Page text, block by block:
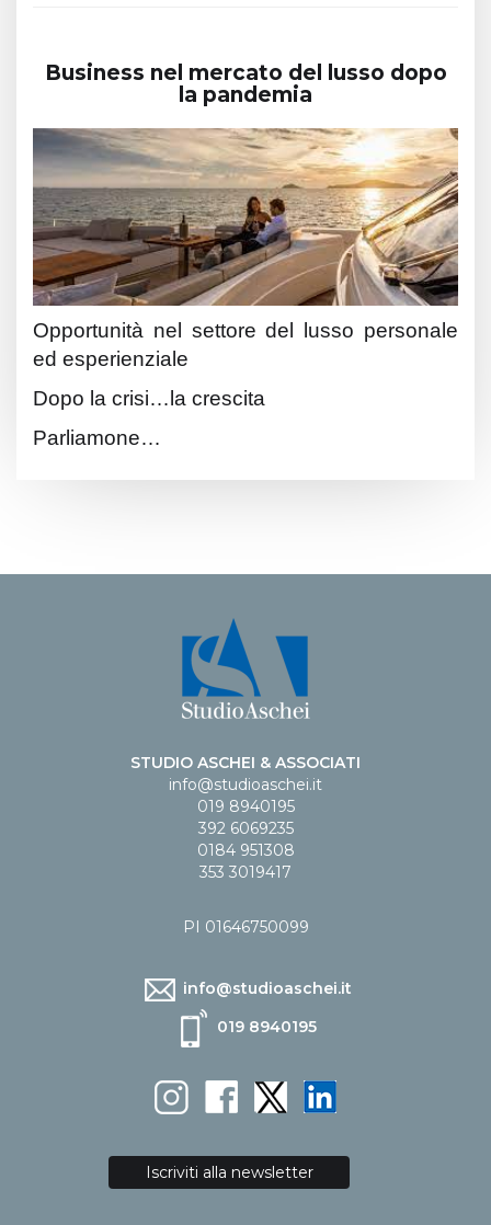
Business nel mercato del lusso dopo
la pandemia
Opportunità nel settore del lusso personale
ed esperienziale
Dopo la crisi…la crescita
Parliamone…
STUDIO ASCHEI & ASSOCIATI
info@studioaschei.it
019 8940195
392 6069235
0184 951308
353 3019417
PI 01646750099
info@studioaschei.it
019 8940195
Iscriviti alla newsletter